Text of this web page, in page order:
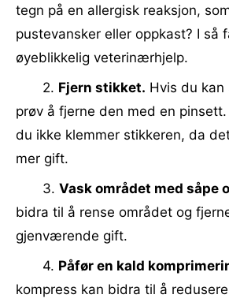
tegn på en allergisk reaksjon,
pustevansker eller oppkast? I så
øyeblikkelig veterinærhjelp.
2. Fjern stikket. Hvis du kan
prøv å fjerne den med en
du ikke klemmer stikkeren, da
mer gift.
3. Vask området med såpe
bidra til å rense området og
gjenværende gift.
4. Påfør en kald
kompress kan bidra til å